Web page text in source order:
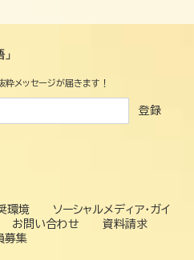
メッセージが届きます！
登録
環境
ソーシャルメディア・ガイ
お問い合わせ
資料請求
募集